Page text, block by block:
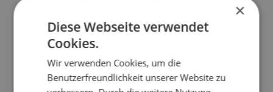
4
×
Diese Webseite verwendet
Cookies.
Wir verwenden Cookies, um die
Benutzerfreundlichkeit unserer Website zu